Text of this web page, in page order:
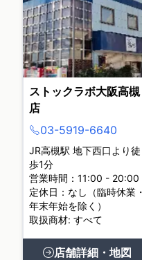
ストックラボ大阪高槻
店
03-5919-6640
JR高槻駅 地下西口より徒
歩1分
営業時間：11:00 - 20:00
定休日：なし（臨時休業・
年末年始を除く）
取扱商材: すべて
店舗詳細・地図